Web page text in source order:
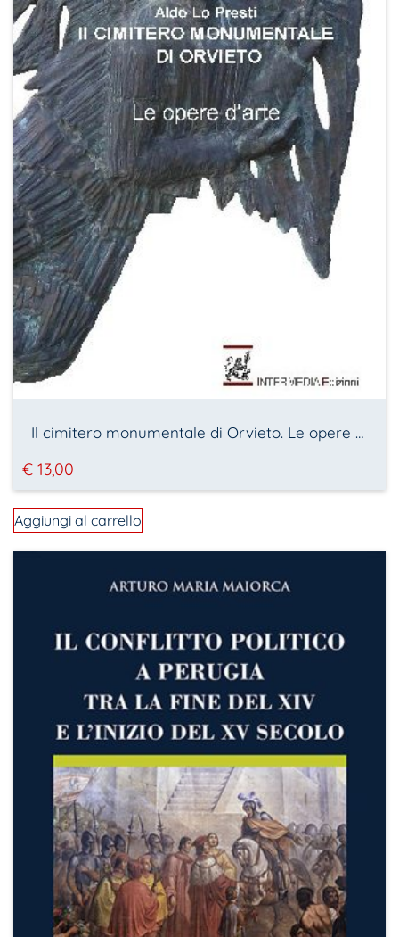
Il cimitero monumentale di Orvieto. Le opere d’arte
€ 13,00
Aggiungi al carrello